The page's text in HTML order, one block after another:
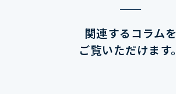
関連するコラムを
ご覧いただけます。